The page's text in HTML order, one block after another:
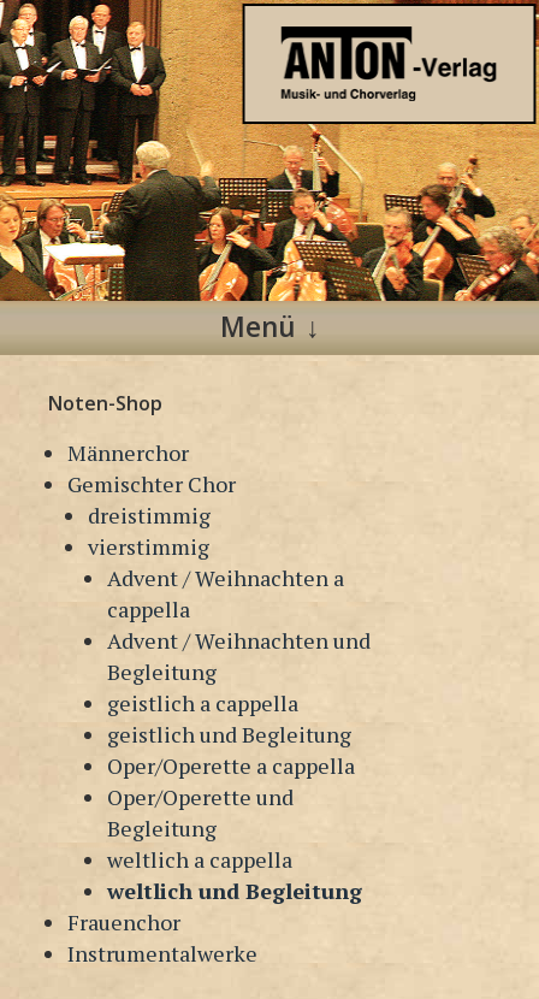
Anton Verlag
Musik- und Chorverlag
Menü
Inhalt
springen
Noten-Shop
Männerchor
Gemischter Chor
dreistimmig
vierstimmig
Advent / Weihnachten a
cappella
Advent / Weihnachten und
Begleitung
geistlich a cappella
geistlich und Begleitung
Oper/Operette a cappella
Oper/Operette und
Begleitung
weltlich a cappella
weltlich und Begleitung
Frauenchor
Instrumentalwerke